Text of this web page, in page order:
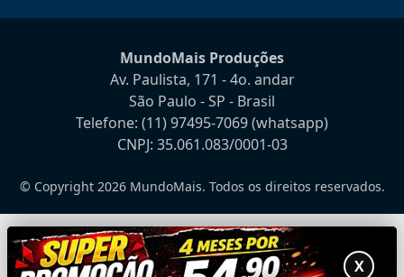
MundoMais Produções
Av. Paulista, 171 - 4o. andar
São Paulo - SP - Brasil
Telefone: (11) 97495-7069(whatsapp)
CNPJ: 35.061.083/0001-03
© Copyright 2026 MundoMais. Todos os direitos reservados.
X